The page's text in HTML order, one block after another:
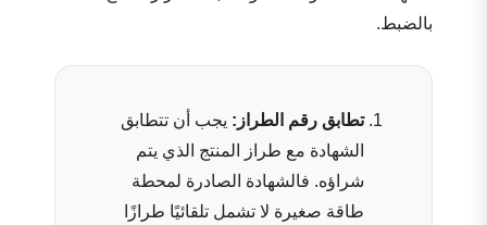
بالضبط.
تطابق رقم الطراز: يجب أن تتطابق
الشهادة مع طراز المنتج الذي يتم
شراؤه. فالشهادة الصادرة لمحطة
طاقة صغيرة لا تشمل تلقائيًا طرازًا